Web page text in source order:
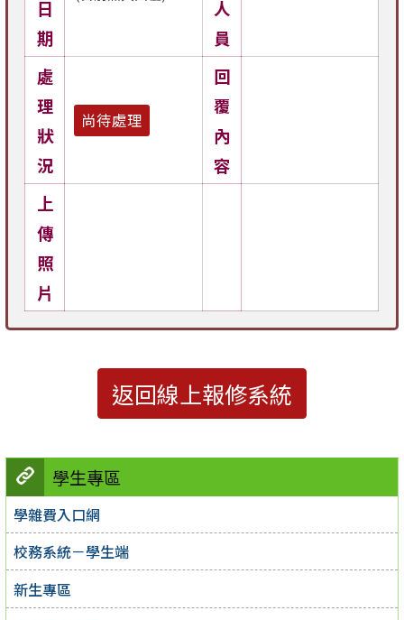
學生專區
學雜費入口網
校務系統－學生端
新生專區
日
期
人
員
處
理
狀
況
尚待處理
回
覆
內
容
上
傳
照
片
返回線上報修系統